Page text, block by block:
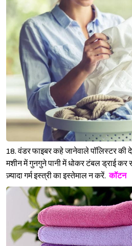
18. वंडर फाइबर कहे जानेवाले पॉलिस्टर
मशीन में गुनगुने पानी में धोकर टंबल ड्राई
ज़्यादा गर्म इस्त्री का इस्तेमाल न करें. कॉटन